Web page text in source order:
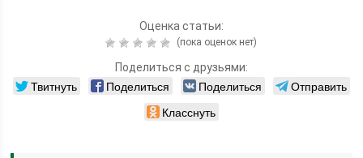
Оценка статьи:
(пока оценок нет)
Поделиться с друзьями:
Твитнуть Поделиться Поделиться
Отправить
Класснуть